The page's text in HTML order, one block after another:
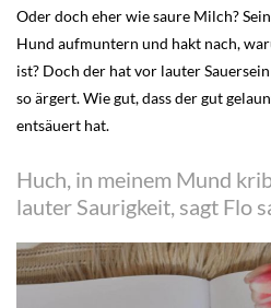
Oder doch eher wie saure Milch?
Hund aufmuntern und hakt nach,
ist? Doch der hat vor lauter
so ärgert. Wie gut, dass der gut
entsäuert hat.
Huch, in meinem Mund
lauter Saurigkeit, sagt Flo